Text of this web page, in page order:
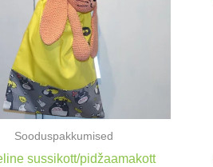
Sooduspakkumised
sussikott/pidžaamakott